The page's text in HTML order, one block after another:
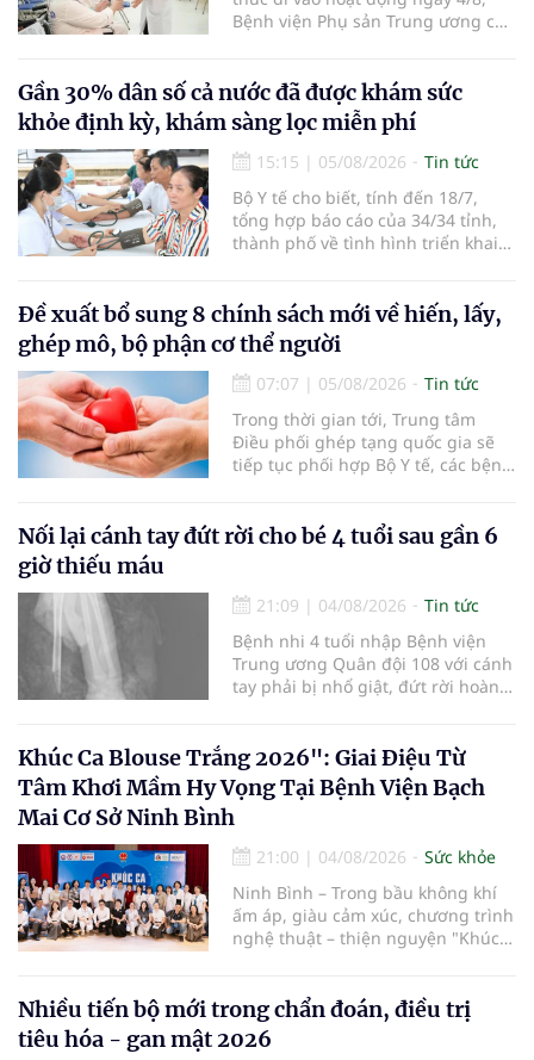
Bệnh viện Phụ sản Trung ương cơ
em bé đầu tiên chào đời.
Gần 30% dân số cả nước đã được khám sức
khỏe định kỳ, khám sàng lọc miễn phí
15:15 | 05/08/2026
Tin tức
Bộ Y tế cho biết, tính đến 18/7,
tổng hợp báo cáo của 34/34 tỉnh,
thành phố về tình hình triển khai
nhận 32.286.360 người, chiếm gần
30% dân số cả nước đã được khám
sức khỏe định kỳ năm nay.
Đề xuất bổ sung 8 chính sách mới về hiến, lấy,
ghép mô, bộ phận cơ thể người
07:07 | 05/08/2026
Tin tức
Trong thời gian tới, Trung tâm
Điều phối ghép tạng quốc gia sẽ
tiếp tục phối hợp Bộ Y tế, các bệnh
cường truyền thông, hoàn thiện
quy trình chuyên môn và hệ thống
hiến và ghép mô tạng.
Nối lại cánh tay đứt rời cho bé 4 tuổi sau gần 6
giờ thiếu máu
21:09 | 04/08/2026
Tin tức
Bệnh nhi 4 tuổi nhập Bệnh viện
Trung ương Quân đội 108 với cánh
tay phải bị nhổ giật, đứt rời hoàn
thương nặng và thời gian thiếu
máu kéo dài, các bác sĩ đã tái lập
tuần hoàn thành công sau ca vi
phẫu kéo dài 3 giờ.
Khúc Ca Blouse Trắng 2026": Giai Điệu Từ
Tâm Khơi Mầm Hy Vọng Tại Bệnh Viện Bạch
Mai Cơ Sở Ninh Bình
21:00 | 04/08/2026
Sức khỏe
Ninh Bình – Trong bầu không khí
ấm áp, giàu cảm xúc, chương trình
nghệ thuật – thiện nguyện "Khúc
điểm dừng chân đầu tiên tại Bệnh
viện Bạch Mai cơ sở Ninh Bình.
Nhiều tiến bộ mới trong chẩn đoán, điều trị
tiêu hóa - gan mật 2026